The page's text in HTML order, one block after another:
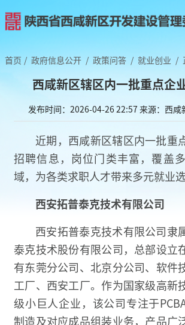
首页 / 政府信息公开 / 政策问答 / 就业创业 /
西咸新区辖区内一批重点企
发布时间：2026-04-26 22:57 来源：西咸
近期，西咸新区辖区内一批重
招聘信息，岗位门类丰富，覆盖
域，为各类求职人才带来多元就业选
西安拓普泰克技术有限公司
西安拓普泰克技术有限公司隶
泰克技术股份有限公司，总部设立
有东莞分公司、北京分公司、软件
工厂、西安工厂。作为国家级高新
级小巨人企业，该公司专注于
制造及对应成品组装业务，产品广